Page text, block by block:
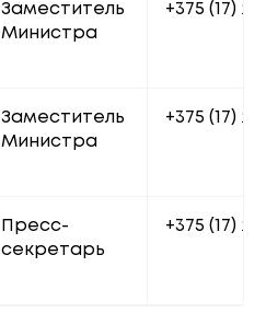
Заместитель
Министра
+375 (17)
Заместитель
Министра
+375 (17)
Пресс-
секретарь
+375 (17)